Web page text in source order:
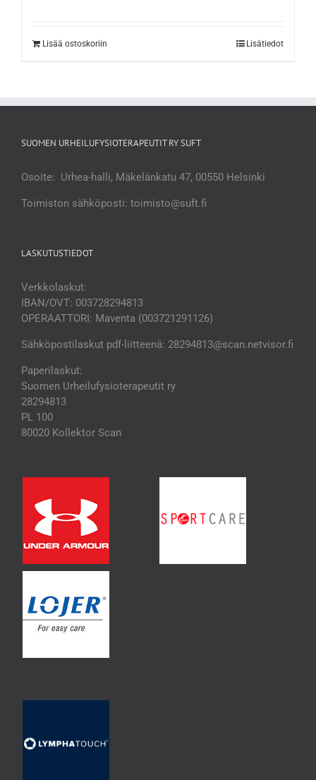
Lisää ostoskoriin Lisätiedot
SUOMEN URHEILUFYSIOTERAPEUTIT RY SUFT
Osoite: Urhea-halli, Mäkelänkatu 47, 00550 Helsinki
Toimiston sähköposti: toimisto@suft.fi
LASKUTUSTIEDOT
Verkkolaskut:
IBAN/OVT: 003728294813
OPERAATTORI: Maventa (003721291126)
Sähköpostilaskut pdf-liitteenä: 28294813@scan.netvisor.fi
Paperilaskut:
Suomen Urheilufysioterapeutit ry
28294813
PL 100
80020 Kollektor Scan